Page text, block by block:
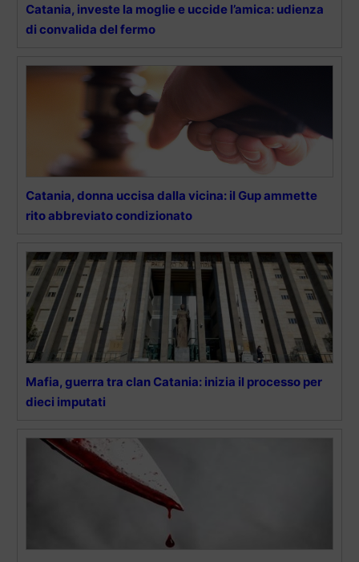
Catania, investe la moglie e uccide l’amica: udienza
di convalida del fermo
Catania, donna uccisa dalla vicina: il Gup ammette
rito abbreviato condizionato
Mafia, guerra tra clan Catania: inizia il processo per
dieci imputati